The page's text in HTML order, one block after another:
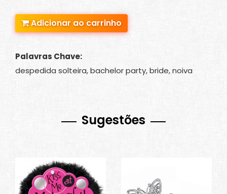
Adicionar ao carrinho
Palavras Chave:
despedida solteira, bachelor party, bride, noiva
Sugestões